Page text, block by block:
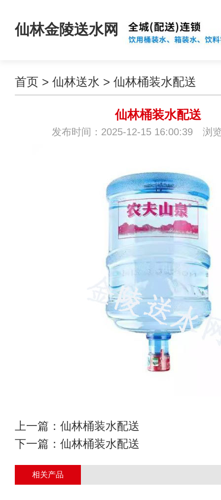
仙林金陵送水网
首页 > 仙林送水 > 仙林桶装水配送
仙林桶装水配送
发布时间：2025-12-15 16:00:39 浏
上一篇： 仙林桶装水配送
下一篇： 仙林桶装水配送
相关产品